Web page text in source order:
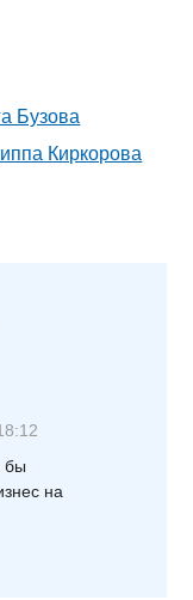
Бузова
Киркорова
бы
на